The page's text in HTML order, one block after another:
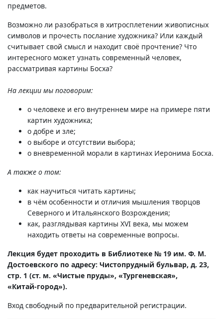
предметов.
Возможно ли разобраться в хитросплетении живописных
символов и прочесть послание художника? Или каждый
считывает свой смысл и находит своё прочтение? Что
интересного может узнать современный человек,
рассматривая картины Босха?
На лекции мы поговорим:
о человеке и его внутреннем мире на примере пяти
картин художника;
о добре и зле;
о выборе и отсутствии выбора;
о вневременной морали в картинах Иеронима Босха.
А также о том:
как научиться читать картины;
в чём особенности и отличия мышления творцов
Северного и Итальянского Возрождения;
как, разглядывая картины XVI века, мы можем
находить ответы на современные вопросы.
Лекция будет проходить в Библиотеке № 19 им. Ф. М.
Достоевского по адресу: Чистопрудный бульвар, д. 23,
стр. 1 (ст. м. «Чистые пруды», «Тургеневская»,
«Китай-город»).
Вход свободный по предварительной регистрации.